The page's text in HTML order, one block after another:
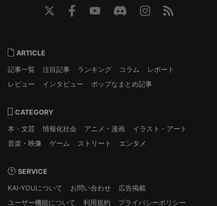
ARTICLE
記事一覧
注目記事 ランキング コラム
レポート
レビュー
インタビュー ポップなまとめ記事
CATEGORY
本・文芸
情報化社会 アニメ・漫画
イラスト・アート
音楽・映像
ゲーム ストリート エンタメ
SERVICE
KAI-YOUについて
お問い合わせ
広告掲載
ユーザー機能について
利用規約 プライバシーポリシー